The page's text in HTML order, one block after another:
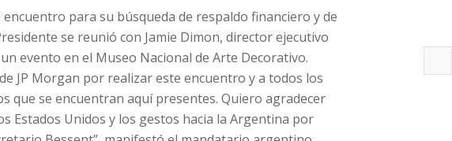
para su búsqueda de respaldo financiero y de
se reunió con Jamie Dimon, director ejecutivo
evento en el Museo Nacional de Arte Decorativo.
JP Morgan por realizar este encuentro y a todos los
que se encuentran aquí presentes. Quiero agradecer
Estados Unidos y los gestos hacia la Argentina por